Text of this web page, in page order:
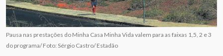
Pausa nas prestações do Minha Casa Minha Vida valem para as faixas 1,5, 2 e 3
do programa/ Foto: Sérgio Castro/ Estadão